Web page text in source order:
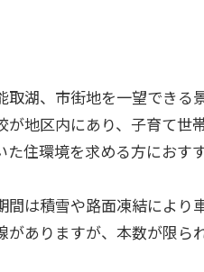
湖、市街地を一望できる
地区内にあり、子育て世
住環境を求める方におすす
は積雪や路面凍結により
ありますが、本数が限ら